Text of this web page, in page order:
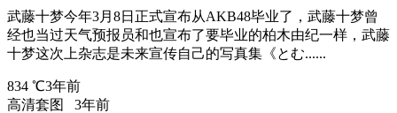
武藤十梦今年3月8日正式宣布从AKB48毕业了，武藤十梦曾
经也当过天气预报员和也宣布了要毕业的柏木由纪一样，武藤
十梦这次上杂志是未来宣传自己的写真集《とむ......
834 ℃3年前
高清套图
3年前